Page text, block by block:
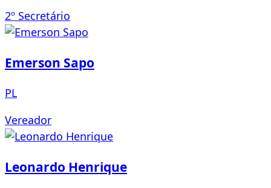
2º Secretário
Emerson Sapo
PL
Vereador
Leonardo Henrique